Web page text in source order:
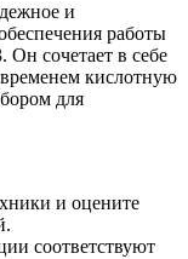
и
работы
Он сочетает в себе
кислотную
для
и оцените
соответствуют